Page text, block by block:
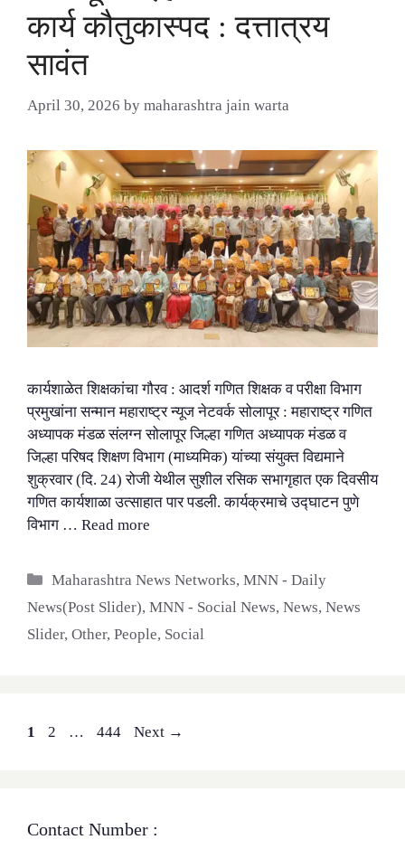
कार्य कौतुकास्पद : दत्तात्रय
सावंत
April 30, 2026 by maharashtra jain warta
कार्यशाळेत शिक्षकांचा गौरव : आदर्श गणित शिक्षक व परीक्षा विभाग
प्रमुखांना सन्मान महाराष्ट्र न्यूज नेटवर्क सोलापूर : महाराष्ट्र गणित
अध्यापक मंडळ संलग्न सोलापूर जिल्हा गणित अध्यापक मंडळ व
जिल्हा परिषद शिक्षण विभाग (माध्यमिक) यांच्या संयुक्त विद्यमाने
शुक्रवार (दि. 24) रोजी येथील सुशील रसिक सभागृहात एक दिवसीय
गणित कार्यशाळा उत्साहात पार पडली. कार्यक्रमाचे उद्घाटन पुणे
विभाग … Read more
Categories
Maharashtra News Networks,MNN - Daily
News(Post Slider), MNN - Social News, News, News
Slider, Other, People, Social
Page
1 Page
2 … Page
444 Next →
Contact Number :